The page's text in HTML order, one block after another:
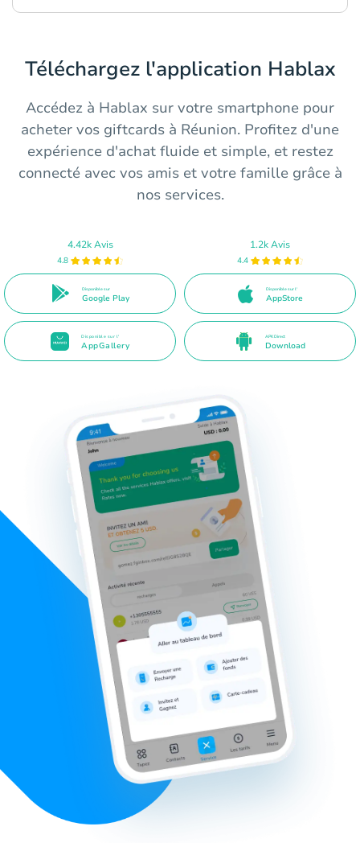
Téléchargez l'application Hablax
Accédez à Hablax sur votre smartphone pour
acheter vos giftcards à Réunion. Profitez d'une
expérience d'achat fluide et simple, et restez
connecté avec vos amis et votre famille grâce à
nos services.
4.42k Avis
4.8
Disponible sur
Google Play
1.2k Avis
4.4
Disponible sur l'
AppStore
Disponible sur l'
AppGallery
APK Direct
Download